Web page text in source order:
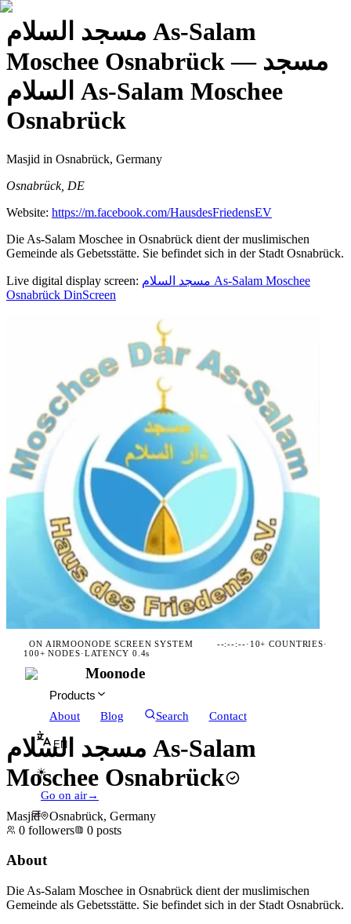
مسجد السلام As-Salam
Moschee Osnabrück— مسجد
السلام As-Salam Moschee
Osnabrück
Masjid in Osnabrück, Germany
Osnabrück, DE
Website: https://m.facebook.com/HausdesFriedensEV
Die As-Salam Moschee in Osnabrück dient der muslimischen
Gemeinde als Gebetsstätte. Sie befindet sich in der Stadt Osnabrück.
Live digital display screen: مسجد السلام As-Salam Moschee
Osnabrück DinScreen
ON AIRMOONODE SCREEN SYSTEM --:--:--· 10+ COUNTRIES·
100+ NODES·LATENCY 0.4s
Moonode
Products
About
Blog Search Contact
EN
☀
Go on air→
مسجد السلام As-Salam
Moschee Osnabrück
Masjid
Osnabrück, Germany
0 followers 0 posts
About
Die As-Salam Moschee in Osnabrück dient der muslimischen
Gemeinde als Gebetsstätte. Sie befindet sich in der Stadt Osnabrück.